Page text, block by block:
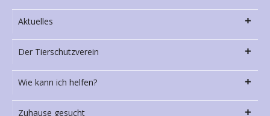
Aktuelles
Der Tierschutzverein
Wie kann ich helfen?
Zuhause gesucht